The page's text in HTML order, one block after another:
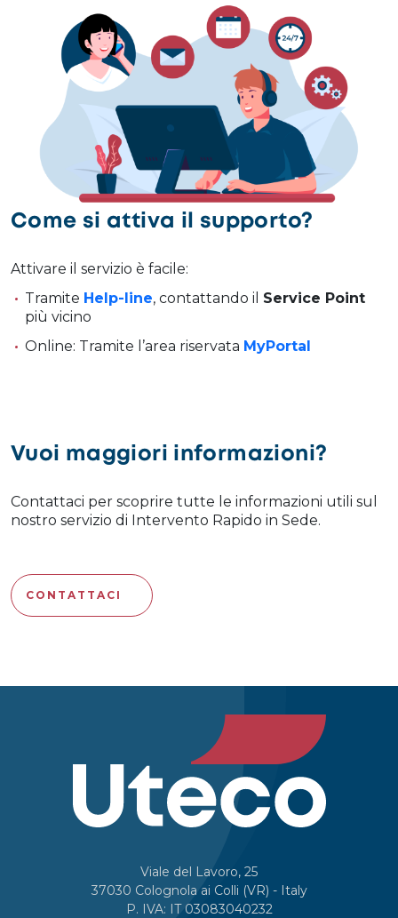
Come si attiva il supporto?
Attivare il servizio è facile:
Tramite Help-line, contattando il Service Point
più vicino
Online: Tramite l’area riservata MyPortal
Vuoi maggiori informazioni?
Contattaci per scoprire tutte le informazioni utili sul
nostro servizio di Intervento Rapido in Sede.
CONTATTACI
Viale del Lavoro, 25
37030 Colognola ai Colli (VR) - Italy
P. IVA: IT 03083040232